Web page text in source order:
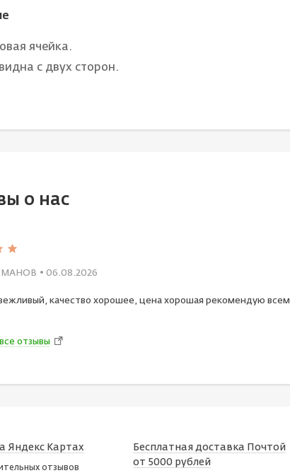
ячейка.
с двух сторон.
о нас
• 06.08.2026
качество хорошее, цена хорошая рекомендую всем
отзывы
Яндекс Картах
отзывов
Бесплатная доставка Почтой
от 5000 рублей